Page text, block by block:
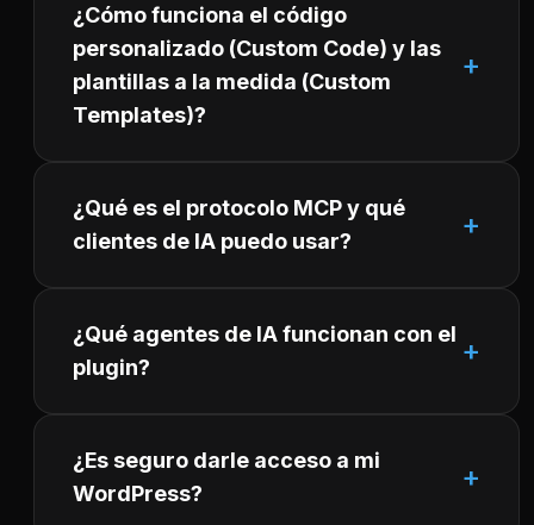
¿Cómo funciona el código
personalizado (Custom Code) y las
plantillas a la medida (Custom
Templates)?
¿Qué es el protocolo MCP y qué
clientes de IA puedo usar?
¿Qué agentes de IA funcionan con el
plugin?
¿Es seguro darle acceso a mi
WordPress?